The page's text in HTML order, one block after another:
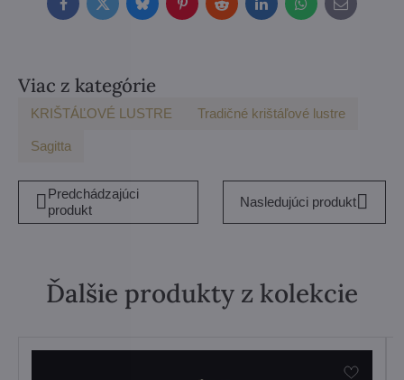
FacebookTwitterBlueskyPinterestRedditLinkedInWhatsApp
E-
mail
Viac z kategórie
KRIŠTÁĽOVÉ LUSTRE Tradičné krištáľové lustre
Sagitta
Predchádzajúci
produkt
Nasledujúci produkt
Ďalšie produkty z kolekcie